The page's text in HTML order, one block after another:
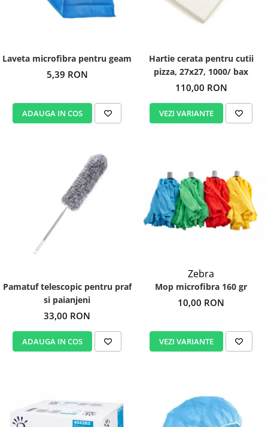
Laveta microfibra pentru geam
5,39 RON
ADAUGA IN COS
Hartie cerata pentru cutii
pizza, 27x27, 1000/ bax
110,00 RON
VEZI VARIANTE
Pamatuf telescopic pentru praf
si paianjeni
33,00 RON
ADAUGA IN COS
Zebra
Mop microfibra 160 gr
10,00 RON
VEZI VARIANTE